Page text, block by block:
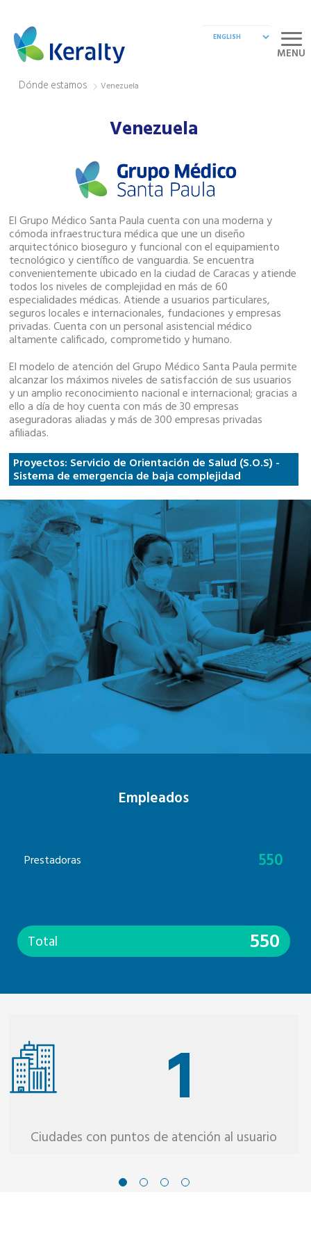
MENU
Dónde estamos
Venezuela
Venezuela
El Grupo Médico Santa Paula cuenta con una moderna y
cómoda infraestructura médica que une un diseño
arquitectónico bioseguro y funcional con el equipamiento
tecnológico y científico de vanguardia. Se encuentra
convenientemente ubicado en la ciudad de Caracas y atiende
todos los niveles de complejidad en más de 60
especialidades médicas. Atiende a usuarios particulares,
seguros locales e internacionales, fundaciones y empresas
privadas. Cuenta con un personal asistencial médico
altamente calificado, comprometido y humano.
El modelo de atención del Grupo Médico Santa Paula permite
alcanzar los máximos niveles de satisfacción de sus usuarios
y un amplio reconocimiento nacional e internacional; gracias a
ello a día de hoy cuenta con más de 30 empresas
aseguradoras aliadas y más de 300 empresas privadas
afiliadas.
Proyectos: Servicio de Orientación de Salud (S.O.S) -
Sistema de emergencia de baja complejidad
Empleados
Prestadoras 550
Total 550
1
Ciudades con puntos de atención al usuario